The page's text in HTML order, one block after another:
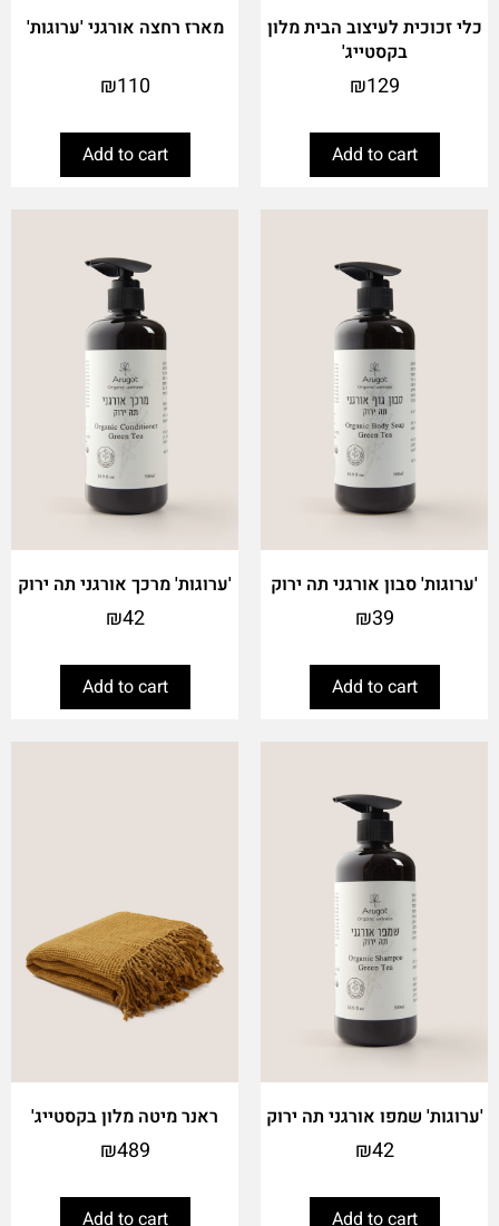
כלי זכוכית לעיצוב הבית מלון
בקסטייג'
₪129
Add to cart
מארז רחצה אורגני 'ערוגות'
₪110
Add to cart
'ערוגות' סבון אורגני תה ירוק
₪39
Add to cart
'ערוגות' מרכך אורגני תה ירוק
₪42
Add to cart
'ערוגות' שמפו אורגני תה ירוק
₪42
Add to cart
ראנר מיטה מלון בקסטייג'
₪489
Add to cart